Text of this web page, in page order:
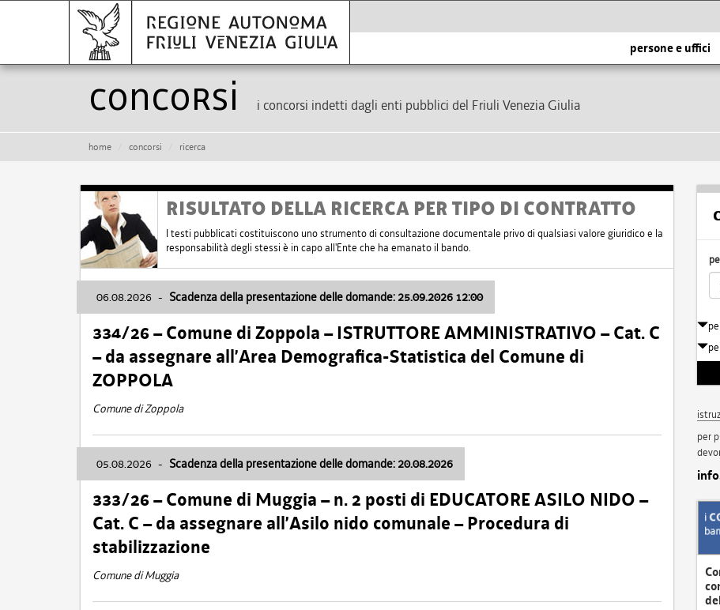
persone e uffici
Concorsi i concorsi indetti dagli enti pubblici del Friuli Venezia Giulia
home concorsi ricerca
RISULTATO DELLA RICERCA PER TIPO DI CONTRATTO
I testi pubblicati costituiscono uno strumento di consultazione documentale privo di qualsiasi valore giuridico e la
responsabilità degli stessi è in capo all'Ente che ha emanato il bando.
06.08.2026 - Scadenza della presentazione delle domande: 25.09.2026 12:00
334/26 – Comune di Zoppola – ISTRUTTORE AMMINISTRATIVO – Cat. C
– da assegnare all’Area Demografica-Statistica del Comune di
ZOPPOLA
Comune di Zoppola
05.08.2026 - Scadenza della presentazione delle domande: 20.08.2026
333/26 – Comune di Muggia – n. 2 posti di EDUCATORE ASILO NIDO –
Cat. C – da assegnare all’Asilo nido comunale – Procedura di
stabilizzazione
Comune di Muggia
per